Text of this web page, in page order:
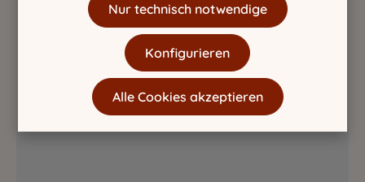
Nur technisch notwendige
Konfigurieren
Alle Cookies akzeptieren